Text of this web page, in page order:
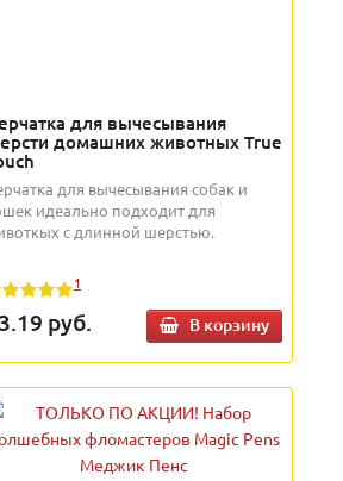
для вычесывания
домашних животных True
для вычесывания собак и
идеально подходит для
с длинной шерстью.
1
руб. В корзину